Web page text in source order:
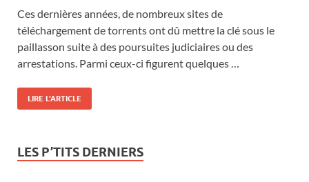
Ces dernières années, de nombreux sites de
téléchargement de torrents ont dû mettre la clé sous le
paillasson suite à des poursuites judiciaires ou des
arrestations. Parmi ceux-ci figurent quelques …
LIRE L'ARTICLE
LES P’TITS DERNIERS